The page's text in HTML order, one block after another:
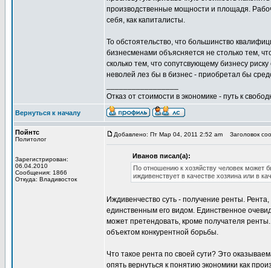
производственные мощности и площадя.
себя, как капиталисты.
То обстоятельство, что большинство
бизнесменами объясняется не столько тем,
сколько тем, что сопутсвующему бизнесу
неволей лез бы в бизнес - приобретал бы
Отказ от стоимости в экономике - путь к
Вернуться к началу
Пойнтс
Политолог
Зарегистрирован:
06.04.2010
Сообщения: 1866
Откуда: Владивосток
Добавлено: Пт Мар 04, 2011 2:52 am Заголовок
Иванов писал(а):
По отношению к хозяйству человек может
иждивенствует в качестве хозяина или в
Иждивенчество суть - получение ренты.
единственным его видом. Единственное
может претендовать, кроме получателя
объектом конкурентной борьбы.
Что такое рента по своей сути? Это
опять вернуться к понятию экономики как